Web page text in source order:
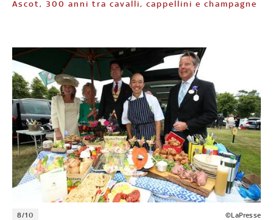
Ascot, 300 anni tra cavalli, cappellini e champagne
8/10 ©LaPresse